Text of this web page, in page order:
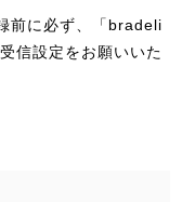
前に必ず、「bradeli
信設定をお願いいた